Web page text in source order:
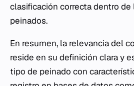
clasificación correcta dentro de
peinados.
En resumen, la relevancia del
reside en su definición clara y
tipo de peinado con